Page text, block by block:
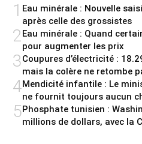
1 Eau minérale : Nouvelle
après celle des grossistes
2Eau minérale : Quand
pour augmenter les prix
3Coupures d’électricité :
mais la colère ne retombe
4Mendicité infantile : Le
ne fournit toujours aucun
5Phosphate tunisien :
millions de dollars, avec la